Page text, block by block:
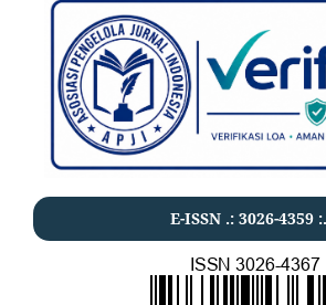
E-ISSN .: 3026-4359:.